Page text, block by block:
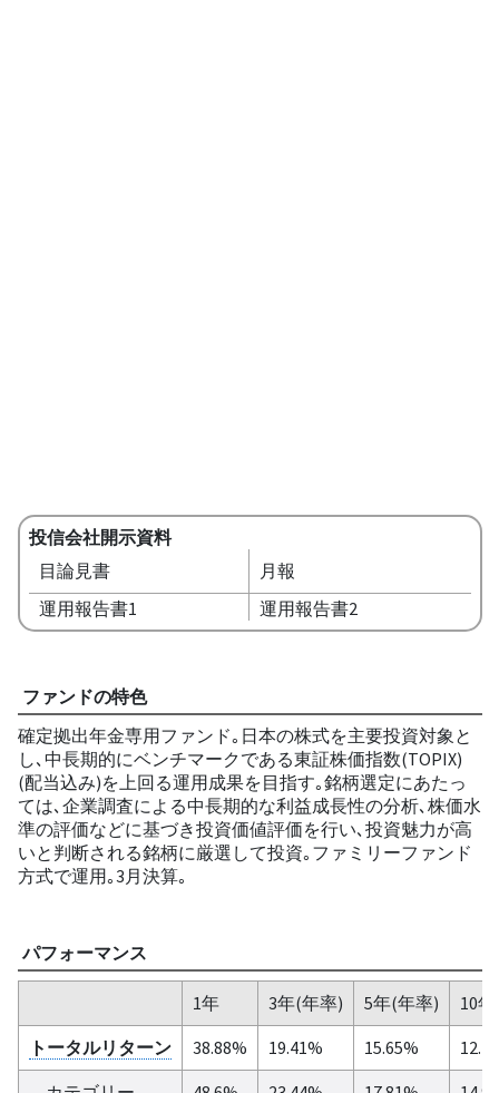
投信会社開示資料
目論見書
月報
運用報告書1
運用報告書2
ファンドの特色
確定拠出年金専用ファンド｡日本の株式を主要投資対象と
し､中長期的にベンチマークである東証株価指数(TOPIX)
(配当込み)を上回る運用成果を目指す｡銘柄選定にあたっ
ては､企業調査による中長期的な利益成長性の分析､株価水
準の評価などに基づき投資価値評価を行い､投資魅力が高
いと判断される銘柄に厳選して投資｡ファミリーファンド
方式で運用｡3月決算｡
パフォーマンス
1年 3年(年率) 5年(年率)
10
トータルリターン
38.88% 19.41% 15.65%